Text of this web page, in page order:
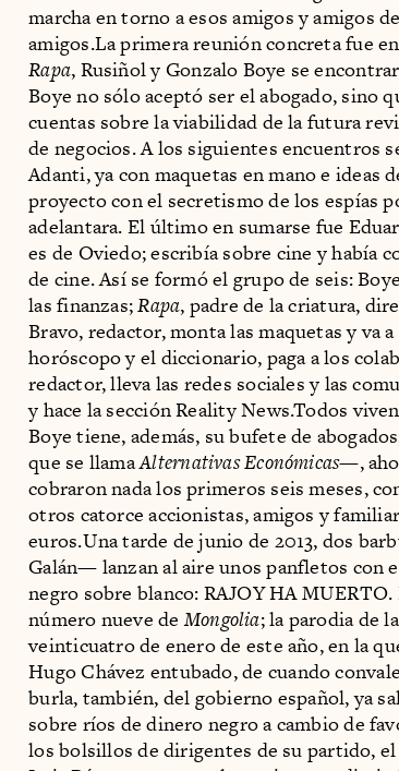
marcha en torno a esos amigos y amigos
amigos.La primera reunión concreta fue
Rapa, Rusiñol y Gonzalo Boye se
Boye no sólo aceptó ser el abogado, sino
cuentas sobre la viabilidad de la futura
de negocios. A los siguientes encuentros
Adanti, ya con maquetas en mano e ideas
proyecto con el secretismo de los espías
adelantara. El último en sumarse fue
es de Oviedo; escribía sobre cine y había
de cine. Así se formó el grupo de seis:
las finanzas;Rapa, padre de la criatura,
Bravo, redactor, monta las maquetas y va
horóscopo y el diccionario, paga a los
redactor, lleva las redes sociales y las
y hace la sección Reality News.Todos
Boye tiene, además, su bufete de
que se llamaAlternativas Económicas—,
cobraron nada los primeros seis meses,
otros catorce accionistas, amigos y
euros.Una tarde de junio de 2013, dos
Galán— lanzan al aire unos panfletos con
negro sobre blanco: RAJOY HA
número nueve deMongolia; la parodia de
veinticuatro de enero de este año, en la
Hugo Chávez entubado, de cuando
burla, también, del gobierno español, ya
sobre ríos de dinero negro a cambio de
los bolsillos de dirigentes de su partido,